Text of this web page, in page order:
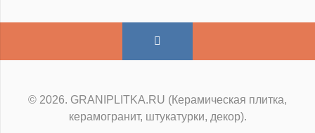
© 2026. GRANIPLITKA.RU (Керамическая плитка,
керамогранит, штукатурки, декор).